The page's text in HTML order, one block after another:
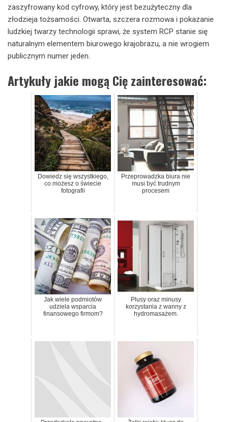
zaszyfrowany kod cyfrowy, który jest bezużyteczny dla
złodzieja tożsamości. Otwarta, szczera rozmowa i pokazanie
ludzkiej twarzy technologii sprawi, że system RCP stanie się
naturalnym elementem biurowego krajobrazu, a nie wrogiem
publicznym numer jeden.
Artykuły jakie mogą Cię zainteresować:
Dowiedz się wszystkiego,
co możesz o świecie
fotografii
Przeprowadzka biura nie
musi być trudnym
procesem
Jak wiele podmiotów
udziela wsparcia
finansowego firmom?
Plusy oraz minusy
korzystania z wanny z
hydromasażem.